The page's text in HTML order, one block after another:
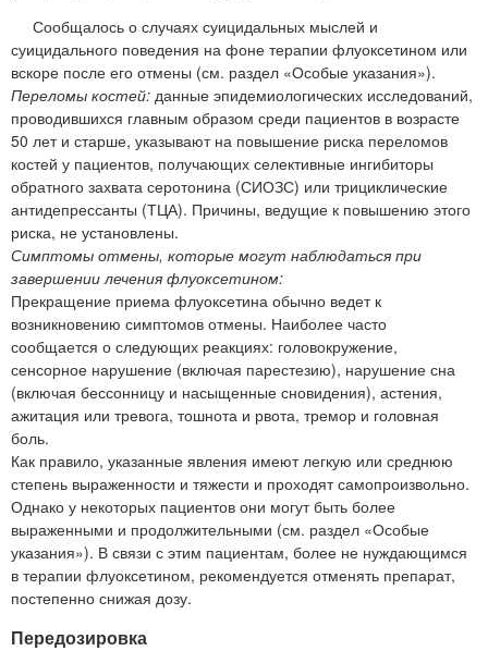
Сообщалось о случаях суицидальных мыслей и
суицидального поведения на фоне терапии флуоксетином или
вскоре после его отмены (см. раздел «Особые указания»).
Переломы костей: данные эпидемиологических исследований,
проводившихся главным образом среди пациентов в возрасте
50 лет и старше, указывают на повышение риска переломов
костей у пациентов, получающих селективные ингибиторы
обратного захвата серотонина (СИОЗС) или трициклические
антидепрессанты (ТЦА). Причины, ведущие к повышению этого
риска, не установлены.
Симптомы отмены, которые могут наблюдаться при
завершении лечения флуоксетином:
Прекращение приема флуоксетина обычно ведет к
возникновению симптомов отмены. Наиболее часто
сообщается о следующих реакциях: головокружение,
сенсорное нарушение (включая парестезию), нарушение сна
(включая бессонницу и насыщенные сновидения), астения,
ажитация или тревога, тошнота и рвота, тремор и головная
боль.
Как правило, указанные явления имеют легкую или среднюю
степень выраженности и тяжести и проходят самопроизвольно.
Однако у некоторых пациентов они могут быть более
выраженными и продолжительными (см. раздел «Особые
указания»). В связи с этим пациентам, более не нуждающимся
в терапии флуоксетином, рекомендуется отменять препарат,
постепенно снижая дозу.
Передозировка